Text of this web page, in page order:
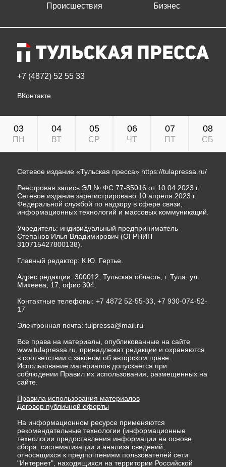
Происшествия
Бизнес
+7 (4872) 52 55 33
ВКонтакте
03
ПН
04
ВТ
05
СР
06
ЧТ
07
ПТ
08
СБ
Сетевое издание «Тульская пресса» https://tulapressa.ru/
Реестровая запись ЭЛ № ФС 77-85016 от 10.04.2023 г.
Сетевое издание зарегистрировано 10 апреля 2023 г.
Федеральной службой по надзору в сфере связи,
информационных технологий и массовых коммуникаций.
Учредитель: индивидуальный предприниматель
Степанов Илья Владимирович (ОГРНИП
310715427800138).
Главный редактор: К.Ю. Гертье.
Адрес редакции: 300012, Тульская область, г. Тула, ул.
Михеева, 17, офис 304.
Контактные телефоны: +7 4872 52-55-33, +7 930-074-52-
17
Электронная почта: tulpressa@mail.ru
Все права на материалы, опубликованные на сайте
www.tulapressa.ru, принадлежат редакции и охраняются
в соответствии с законом об авторском праве.
Использование материалов допускается при
соблюдении Правил их использования, размещенных на
сайте.
Правила использования материалов
Договор публичной оферты
На информационном ресурсе применяются
рекомендательные технологии (информационные
технологии предоставления информации на основе
сбора, систематизации и анализа сведений,
относящихся к предпочтениям пользователей сети
"Интернет", находящихся на территории Российской